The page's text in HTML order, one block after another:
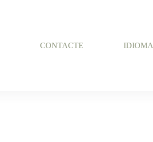
CONTACTE IDIOMA